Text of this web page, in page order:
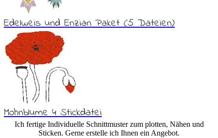
Edelweis und Enzian Paket (5 Dateien)
Mohnblume 4 Stickdatei
Ich fertige Individuelle Schnittmuster zum plotten, Nähen und
Sticken. Gerne erstelle ich Ihnen ein Angebot.